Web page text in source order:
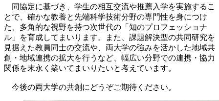
同協定に基づき、学生の相互交流や推薦入学を実施するこ
とで、確かな教養と先端科学技術分野の専門性を身につけ
た、多角的な視野を持つ次世代の「知のプロフェッショナ
ル」を育成してまいります。また、課題解決型の共同研究を
見据えた教員同士の交流や、両大学の強みを活かした地域共
創・地域連携の拡大を行うなど、幅広い分野での連携・協力
関係を末永く築いてまいりたいと考えています。
今後の両大学の共創にどうぞご期待ください。